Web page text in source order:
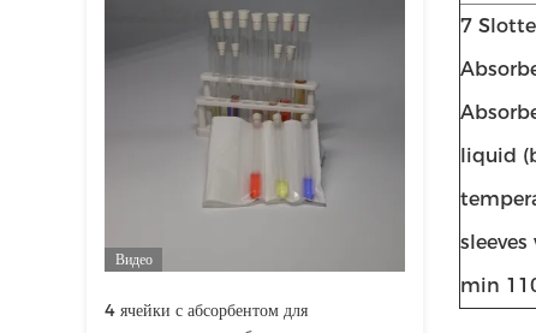
Видео
4 ячейки с абсорбентом для
7
liquid
min